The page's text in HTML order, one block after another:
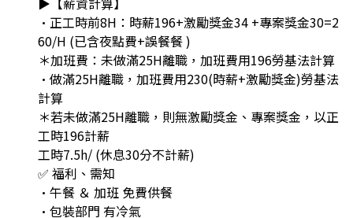
•正工時前8H：時薪196+激勵獎金34 +專案獎金30=2
60/H (已含夜點費+誤餐餐 )
＊加班費：未做滿25H離職，加班費用196勞基法計算
•做滿25H離職，加班費用230(時薪+激勵獎金)勞基法
計算
＊若未做滿25H離職，則無激勵獎金、專案獎金，以正
工時196計薪
工時7.5h/ (休息30分不計薪)
✅ 福利、需知
•午餐 ＆ 加班 免費供餐
•包裝部門 有冷氣